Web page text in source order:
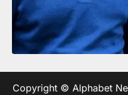
Copyright © Alphabet